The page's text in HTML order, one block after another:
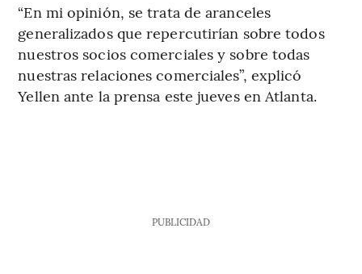
“En mi opinión, se trata de aranceles
generalizados que repercutirían sobre todos
nuestros socios comerciales y sobre todas
nuestras relaciones comerciales”, explicó
Yellen ante la prensa este jueves en Atlanta.
PUBLICIDAD